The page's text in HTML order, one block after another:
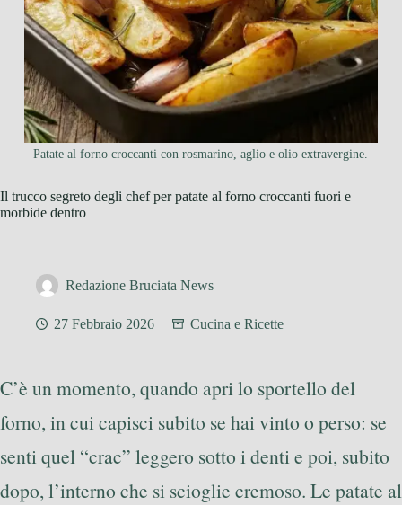
Patate al forno croccanti con rosmarino, aglio e olio extravergine.
Il trucco segreto degli chef per patate al forno croccanti fuori e
morbide dentro
Redazione Bruciata News
27 Febbraio 2026 Cucina e Ricette
C’è un momento, quando apri lo sportello del
forno, in cui capisci subito se hai vinto o perso: se
senti quel “crac” leggero sotto i denti e poi, subito
dopo, l’interno che si scioglie cremoso. Le patate al